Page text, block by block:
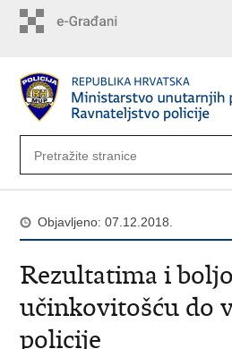
Objavljeno: 07.12.2018.
Rezultatima i
učinkovitošću do
policije